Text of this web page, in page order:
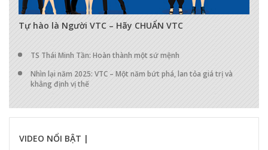
Tự hào là Người VTC – Hãy CHUẨN VTC
TS Thái Minh Tần: Hoàn thành một sứ mệnh
Nhìn lại năm 2025: VTC – Một năm bứt phá, lan tỏa giá trị và
khẳng định vị thế
VIDEO NỔI BẬT |